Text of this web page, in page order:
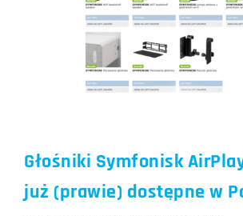
Głośniki Symfonisk
już (prawie) dostępne w